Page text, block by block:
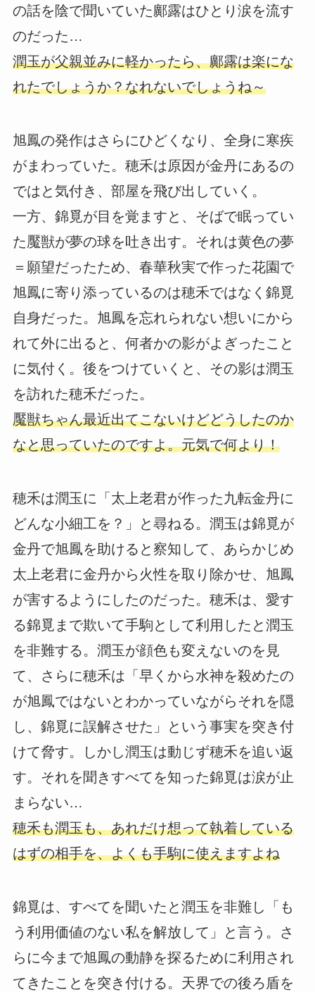
の話を陰で聞いていた鄺露はひとり涙を流す
のだった…
潤玉が父親並みに軽かったら、鄺露は楽にな
れたでしょうか？なれないでしょうね～
旭鳳の発作はさらにひどくなり、全身に寒疾
がまわっていた。穂禾は原因が金丹にあるの
ではと気付き、部屋を飛び出していく。
一方、錦覓が目を覚ますと、そばで眠ってい
た魘獣が夢の球を吐き出す。それは黄色の夢
＝願望だったため、春華秋実で作った花園で
旭鳳に寄り添っているのは穂禾ではなく錦覓
自身だった。旭鳳を忘れられない想いにから
れて外に出ると、何者かの影がよぎったこと
に気付く。後をつけていくと、その影は潤玉
を訪れた穂禾だった。
魘獣ちゃん最近出てこないけどどうしたのか
なと思っていたのですよ。元気で何より！
穂禾は潤玉に「太上老君が作った九転金丹に
どんな小細工を？」と尋ねる。潤玉は錦覓が
金丹で旭鳳を助けると察知して、あらかじめ
太上老君に金丹から火性を取り除かせ、旭鳳
が害するようにしたのだった。穂禾は、愛す
る錦覓まで欺いて手駒として利用したと潤玉
を非難する。潤玉が顔色も変えないのを見
て、さらに穂禾は「早くから水神を殺めたの
が旭鳳ではないとわかっていながらそれを隠
し、錦覓に誤解させた」という事実を突き付
けて脅す。しかし潤玉は動じず穂禾を追い返
す。それを聞きすべてを知った錦覓は涙が止
まらない…
穂禾も潤玉も、あれだけ想って執着している
はずの相手を、よくも手駒に使えますよね
錦覓は、すべてを聞いたと潤玉を非難し「も
う利用価値のない私を解放して」と言う。さ
らに今まで旭鳳の動静を探るために利用され
てきたことを突き付ける。天界での後ろ盾を